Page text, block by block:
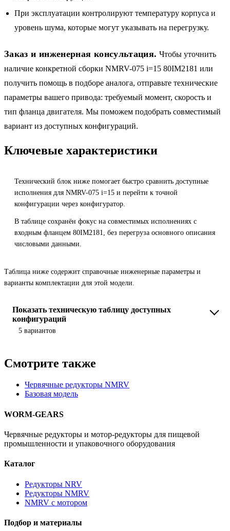
При эксплуатации контролируют температуру корпуса и
уровень шума, которые могут указывать на перегрузку.
Заказ и инженерная консультация. Чтобы уточнить
наличие конкретной сборки NMRV-075 i=15 80IM2181 или
получить помощь в подборе аналога, отправьте технические
параметры вашего привода: требуемый момент, скорость и
тип фланца двигателя. Мы поможем подобрать совместимый
вариант из доступных конфигураций.
Ключевые характеристики
Технический блок ниже помогает быстро сравнить доступные
исполнения для NMRV-075 i=15 и перейти к точной
конфигурации через конфигуратор.
В таблице сохранён фокус на совместимых исполнениях с
входным фланцем 80IM2181, без перегруза основного описания
числовыми данными.
Таблица ниже содержит справочные инженерные параметры и
варианты комплектации для этой модели.
Показать техническую таблицу доступных
конфигураций
5 вариантов
Смотрите также
Червячные редукторы NMRV
Базовая модель
WORM-GEARS
Червячные редукторы и мотор-редукторы для пищевой
промышленности и упаковочного оборудования
Каталог
Редукторы NRV
Редукторы NMRV
NMRV с мотором
Подбор и материалы